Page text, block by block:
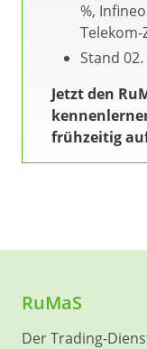
%,
Telekom-
Stand
Jetzt den
frühzeitig
RuMaS
Der Trading-